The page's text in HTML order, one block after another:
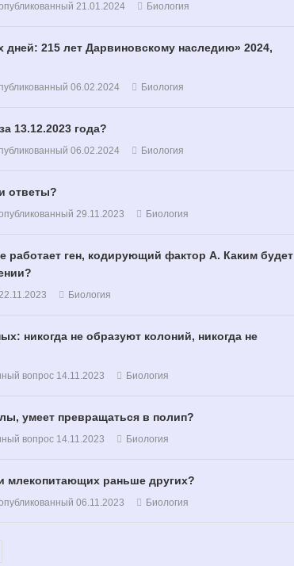
21.01.2024 Биология
215 лет Дарвиновскому наследию» 2024,
06.02.2024 Биология
13.12.2023 года?
06.02.2024 Биология
ответы?
29.11.2023 Биология
ген, кодирующий фактор A. Каким будет
Биология
никогда не образуют колоний, никогда не
вопрос 14.11.2023 Биология
умеет превращаться в полип?
вопрос 14.11.2023 Биология
млекопитающих раньше других?
06.11.2023 Биология